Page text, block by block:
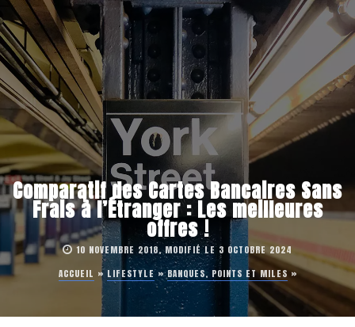
Comparatif des Cartes Bancaires Sans
Frais à l’Étranger : Les meilleures
offres !
10 NOVEMBRE 2018, MODIFIÉ LE 3 OCTOBRE 2024
ACCUEIL » LIFESTYLE»BANQUES, POINTS ET MILES »